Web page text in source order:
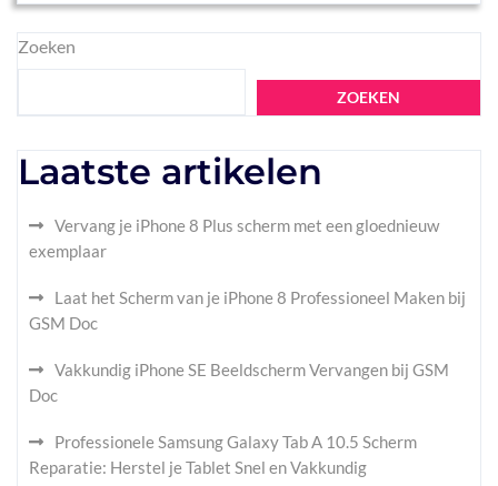
Zoeken
ZOEKEN
Laatste artikelen
Vervang je iPhone 8 Plus scherm met een gloednieuw
exemplaar
Laat het Scherm van je iPhone 8 Professioneel Maken bij
GSM Doc
Vakkundig iPhone SE Beeldscherm Vervangen bij GSM
Doc
Professionele Samsung Galaxy Tab A 10.5 Scherm
Reparatie: Herstel je Tablet Snel en Vakkundig